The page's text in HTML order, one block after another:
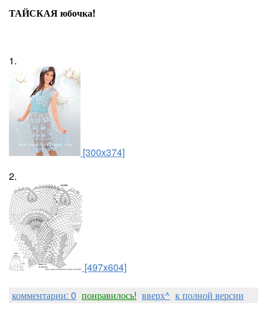
ТАЙСКАЯ юбочка!
1.
[300x374]
2.
[497x604]
комментарии: 0 понравилось! вверх^ к полной версии